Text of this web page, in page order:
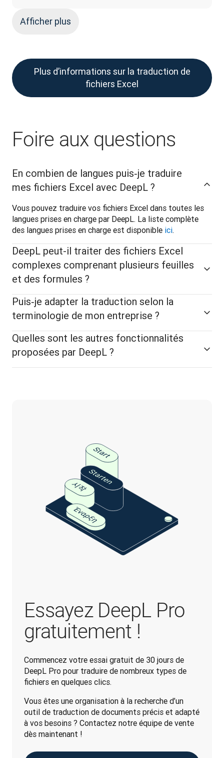
Afficher plus
Plus d’informations sur la traduction de
fichiers Excel
Foire aux questions
En combien de langues puis‑je traduire
mes fichiers Excel avec DeepL ?
Vous pouvez traduire vos fichiers Excel dans toutes les
langues prises en charge par DeepL. La liste complète
des langues prises en charge est disponible ici.
DeepL peut-il traiter des fichiers Excel
complexes comprenant plusieurs feuilles
et des formules ?
Puis‑je adapter la traduction selon la
terminologie de mon entreprise ?
Quelles sont les autres fonctionnalités
proposées par DeepL ?
Essayez DeepL Pro
gratuitement !
Commencez votre essai gratuit de 30 jours de
DeepL Pro pour traduire de nombreux types de
fichiers en quelques clics.
Vous êtes une organisation à la recherche d’un
outil de traduction de documents précis et adapté
à vos besoins ? Contactez notre équipe de vente
dès maintenant !